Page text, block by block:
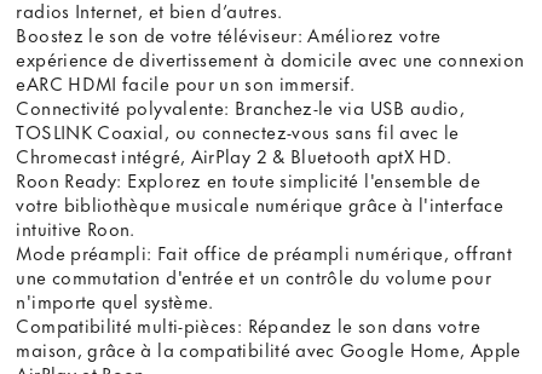
radios Internet, et bien d’autres.
Boostez le son de votre téléviseur: Améliorez votre
expérience de divertissement à domicile avec une connexion
eARC HDMI facile pour un son immersif.
Connectivité polyvalente: Branchez-le via USB audio,
TOSLINK Coaxial, ou connectez-vous sans fil avec le
Chromecast intégré, AirPlay 2 & Bluetooth aptX HD.
Roon Ready: Explorez en toute simplicité l'ensemble de
votre bibliothèque musicale numérique grâce à l'interface
intuitive Roon.
Mode préampli: Fait office de préampli numérique, offrant
une commutation d'entrée et un contrôle du volume pour
n'importe quel système.
Compatibilité multi-pièces: Répandez le son dans votre
maison, grâce à la compatibilité avec Google Home, Apple